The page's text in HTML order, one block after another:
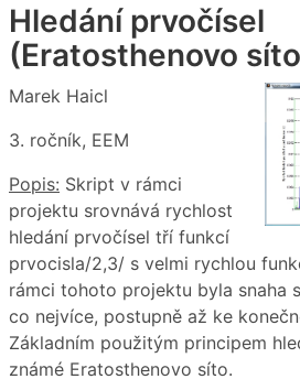
Hledání prvočísel
(Eratosthenovo
Marek Haicl
3. ročník, EEM
Popis: Skript v rámci
projektu srovnává rychlost
hledání prvočísel tří funkcí
prvocisla/2,3/ s velmi rychlou
rámci tohoto projektu byla snaha
co nejvíce, postupně až ke
Základním použitým principem
známé Eratosthenovo síto.